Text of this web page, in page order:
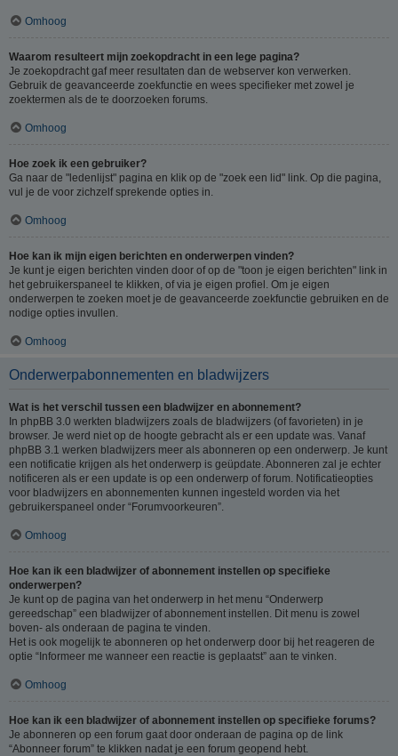
Omhoog
Waarom resulteert mijn zoekopdracht in een lege pagina?
Je zoekopdracht gaf meer resultaten dan de webserver kon verwerken.
Gebruik de geavanceerde zoekfunctie en wees specifieker met zowel je
zoektermen als de te doorzoeken forums.
Omhoog
Hoe zoek ik een gebruiker?
Ga naar de "ledenlijst" pagina en klik op de "zoek een lid" link. Op die pagina,
vul je de voor zichzelf sprekende opties in.
Omhoog
Hoe kan ik mijn eigen berichten en onderwerpen vinden?
Je kunt je eigen berichten vinden door of op de "toon je eigen berichten" link in
het gebruikerspaneel te klikken, of via je eigen profiel. Om je eigen
onderwerpen te zoeken moet je de geavanceerde zoekfunctie gebruiken en de
nodige opties invullen.
Omhoog
Onderwerpabonnementen en bladwijzers
Wat is het verschil tussen een bladwijzer en abonnement?
In phpBB 3.0 werkten bladwijzers zoals de bladwijzers (of favorieten) in je
browser. Je werd niet op de hoogte gebracht als er een update was. Vanaf
phpBB 3.1 werken bladwijzers meer als abonneren op een onderwerp. Je kunt
een notificatie krijgen als het onderwerp is geüpdate. Abonneren zal je echter
notificeren als er een update is op een onderwerp of forum. Notificatieopties
voor bladwijzers en abonnementen kunnen ingesteld worden via het
gebruikerspaneel onder “Forumvoorkeuren”.
Omhoog
Hoe kan ik een bladwijzer of abonnement instellen op specifieke
onderwerpen?
Je kunt op de pagina van het onderwerp in het menu “Onderwerp
gereedschap” een bladwijzer of abonnement instellen. Dit menu is zowel
boven- als onderaan de pagina te vinden.
Het is ook mogelijk te abonneren op het onderwerp door bij het reageren de
optie “Informeer me wanneer een reactie is geplaatst” aan te vinken.
Omhoog
Hoe kan ik een bladwijzer of abonnement instellen op specifieke forums?
Je abonneren op een forum gaat door onderaan de pagina op de link
“Abonneer forum” te klikken nadat je een forum geopend hebt.